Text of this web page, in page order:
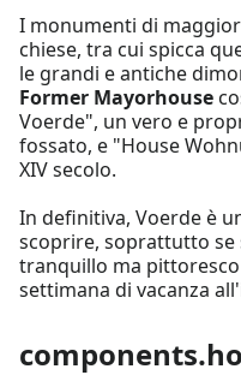
I monumenti di
chiese, tra cui spicca
le grandi e antiche
Former Mayorhouse
Voerde", un vero e
fossato, e "House
XIV secolo.
In definitiva, Voerde è
scoprire, soprattutto se
tranquillo ma
settimana di vacanza